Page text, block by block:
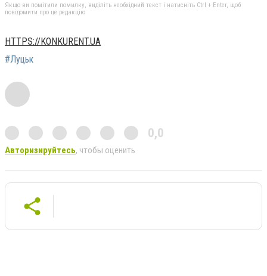
Якщо ви помітили помилку, виділіть необхідний текст і натисніть Ctrl + Enter, щоб
повідомити про це редакцію
HTTPS://KONKURENT.UA
#Луцьк
0,0
Авторизируйтесь, чтобы оценить